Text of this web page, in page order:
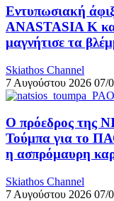
Εντυπωσιακή
ANASTASIA K
μαγνήτισε τα
Skiathos Channel
7 Αυγούστου 2026 07/
Ο πρόεδρος της
Τούμπα για το
η ασπρόμαυρη
Skiathos Channel
7 Αυγούστου 2026 07/